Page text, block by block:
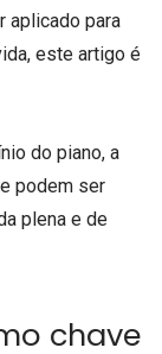
aplicado para
este artigo é
do piano, a
podem ser
plena e de
chave